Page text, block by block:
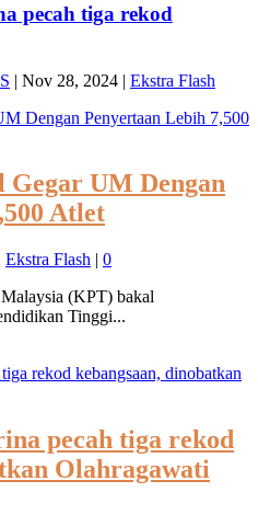
pecah tiga rekod
| Nov 28, 2024| Ekstra Flash
Gegar UM Dengan
Atlet
Ekstra Flash | 0
(KPT) bakal
Tinggi...
pecah tiga rekod
Olahragawati